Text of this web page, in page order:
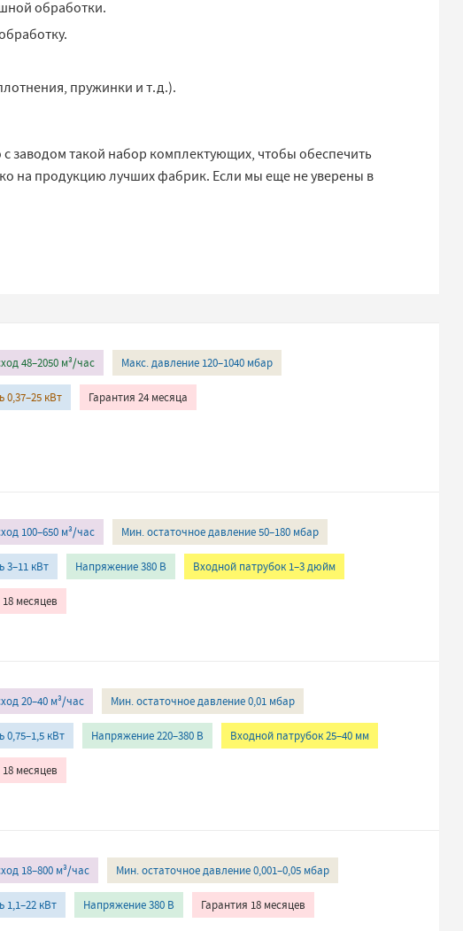
обработки.
пружинки и т.д.).
заводом такой набор комплектующих, чтобы обеспечить
на продукцию лучших фабрик. Если мы еще не уверены в
48–2050 м³/час Макс. давление 120–1040 мбар
0,37–25 кВт Гарантия 24 месяца
100–650 м³/час Мин. остаточное давление 50–180 мбар
3–11 кВт Напряжение 380 В Входной патрубок 1–3 дюйм
месяцев
20–40 м³/час Мин. остаточное давление 0,01 мбар
0,75–1,5 кВт Напряжение 220–380 В Входной патрубок 25–40 мм
месяцев
18–800 м³/час Мин. остаточное давление 0,001–0,05 мбар
1,1–22 кВт Напряжение 380 В Гарантия 18 месяцев